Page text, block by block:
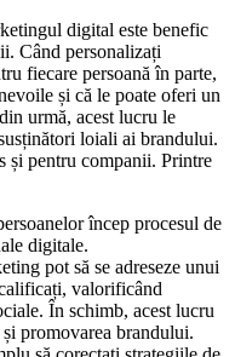
digital este benefic
Când personalizați
fiecare persoană în parte,
și că le poate oferi un
urmă, acest lucru le
loiali ai brandului.
și pentru companii. Printre
încep procesul de
digitale.
pot să se adreseze unui
valorificând
În schimb, acest lucru
promovarea brandului.